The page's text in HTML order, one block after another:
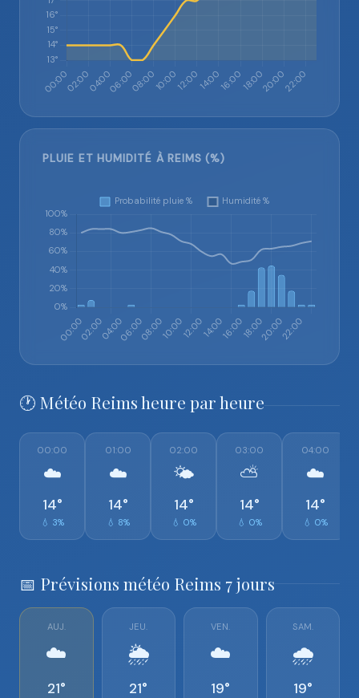
PLUIE ET HUMIDITÉ À REIMS (%)
🕐 Météo Reims heure par heure
00:00
☁️
14°
💧 3%
01:00
☁️
14°
💧 8%
02:00
🌤️
14°
💧 0%
03:00
⛅
14°
💧 0%
04:00
☁️
14°
💧 0%
📅 Prévisions météo Reims 7 jours
AUJ.
☁️
21°
JEU.
🌦️
21°
VEN.
☁️
19°
SAM.
🌧️
19°